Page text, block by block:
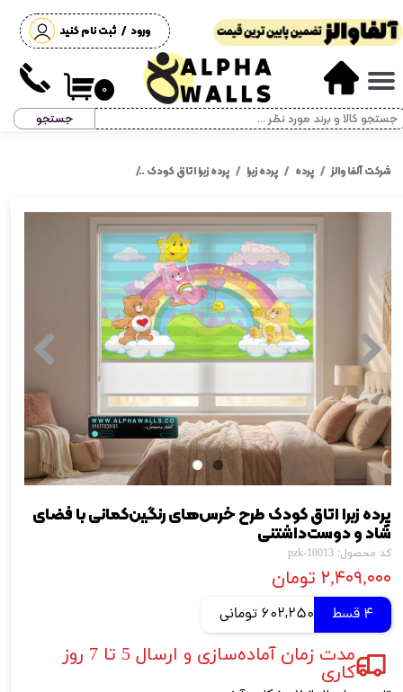
ورود / ثبت نام کنید
حساب کاربری من
تغییر گذر واژه
سفارشات
خروج از حساب کاربری
۰
جستجو
شرکت آلفا والز پرده پرده زبرا پرده زبرا اتاق کودک
پرده زبرا اتاق کودک طرح خرس‌های رنگین‌کمانی با فضای
شاد و دوست‌داشتنی
کد محصول: pzk-10013
۲,۴۰۹,۰۰۰ تومان
4 قسط 602,250 تومانی
مدت زمان آماده‌سازی و ارسال 5 تا 7 روز
کاری